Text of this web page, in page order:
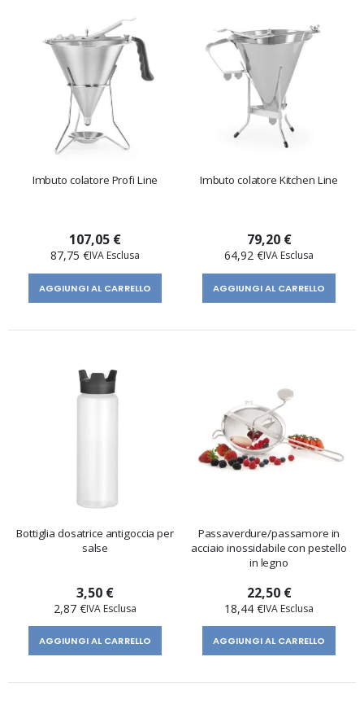
Imbuto colatore Profi Line
107,05 €
87,75 €
AGGIUNGI AL CARRELLO
Imbuto colatore Kitchen Line
79,20 €
64,92 €
AGGIUNGI AL CARRELLO
Bottiglia dosatrice antigoccia per
salse
3,50 €
2,87 €
AGGIUNGI AL CARRELLO
Passaverdure/passamore in
acciaio inossidabile con pestello
in legno
22,50 €
18,44 €
AGGIUNGI AL CARRELLO